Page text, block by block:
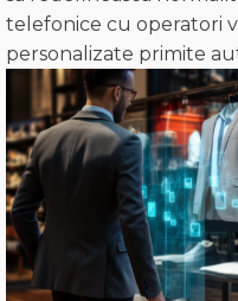
telefonice cu operatori
personalizate primite